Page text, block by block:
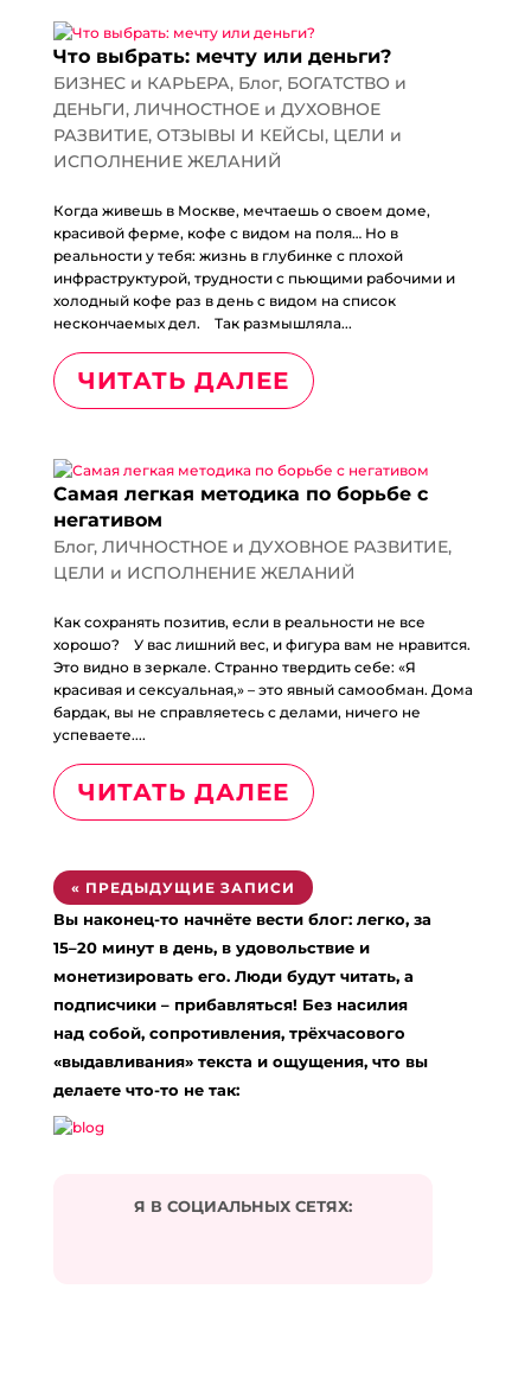
Что выбрать: мечту или деньги?
БИЗНЕС и КАРЬЕРА, Блог, БОГАТСТВО и
ДЕНЬГИ, ЛИЧНОСТНОЕ и ДУХОВНОЕ
РАЗВИТИЕ, ОТЗЫВЫ И КЕЙСЫ, ЦЕЛИ и
ИСПОЛНЕНИЕ ЖЕЛАНИЙ
Когда живешь в Москве, мечтаешь о своем доме,
красивой ферме, кофе с видом на поля… Но в
реальности у тебя: жизнь в глубинке с плохой
инфраструктурой, трудности с пьющими рабочими и
холодный кофе раз в день с видом на список
нескончаемых дел.⠀ Так размышляла...
ЧИТАТЬ ДАЛЕЕ
Самая легкая методика по борьбе с
негативом
Блог, ЛИЧНОСТНОЕ и ДУХОВНОЕ РАЗВИТИЕ,
ЦЕЛИ и ИСПОЛНЕНИЕ ЖЕЛАНИЙ
Как сохранять позитив, если в реальности не все
хорошо?⠀ У вас лишний вес, и фигура вам не нравится.
Это видно в зеркале. Странно твердить себе: «Я
красивая и сексуальная,» – это явный самообман. Дома
бардак, вы не справляетесь с делами, ничего не
успеваете....
ЧИТАТЬ ДАЛЕЕ
« ПРЕДЫДУЩИЕ ЗАПИСИ
Вы наконец-то начнёте вести блог: легко, за
15–20 минут в день, в удовольствие и
монетизировать его. Люди будут читать, а
подписчики – прибавляться! Без насилия
над собой, сопротивления, трёхчасового
«выдавливания» текста и ощущения, что вы
делаете что-то не так:
Я В СОЦИАЛЬНЫХ СЕТЯХ: